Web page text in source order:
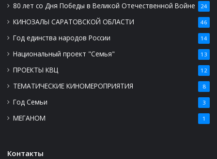
80 лет со Дня Победы в Великой Отечественной Войне 24
КИНОЗАЛЫ САРАТОВСКОЙ ОБЛАСТИ 46
Год единства народов России 14
Национальный проект "Семья" 13
ПРОЕКТЫ КВЦ 12
ТЕМАТИЧЕСКИЕ КИНОМЕРОПРИЯТИЯ 8
Год Семьи 3
МЕГАНОМ 1
Контакты